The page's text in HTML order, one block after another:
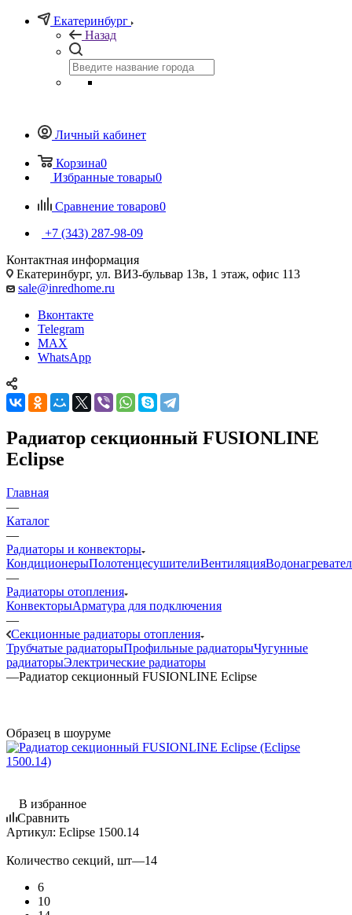
Екатеринбург
Назад
Личный кабинет
Корзина0
Избранные товары0
Сравнение товаров0
+7 (343) 287-98-09
Контактная информация
Екатеринбург, ул. ВИЗ-бульвар 13в, 1 этаж, офис 113
sale@inredhome.ru
Вконтакте
Telegram
MAX
WhatsApp
Радиатор секционный FUSIONLINE
Eclipse
Главная
—
Каталог
—
Радиаторы и конвекторы
КондиционерыПолотенцесушителиВентиляция
—
Радиаторы отопления
КонвекторыАрматура для подключения
—
Секционные радиаторы отопления
Трубчатые радиаторыПрофильные радиаторыЧугунные
радиаторыЭлектрические радиаторы
—Радиатор секционный FUSIONLINE Eclipse
Образец в шоуруме
В избранное
Сравнить
Артикул: Eclipse 1500.14
Количество секций, шт—14
6
10